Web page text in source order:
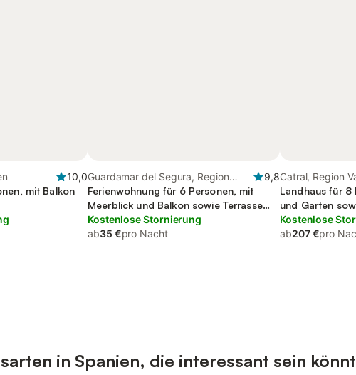
10,0
mit Balkon
Guardamar del Segura, Region
Valencia
9,8
Ferienwohnung für 6 Personen, mit
Meerblick und Balkon sowie Terrasse
und Ausblick
Kostenlose Stornierung
ab35 €pro Nacht
Catral, Region
Landhaus für 8
und Garten
Kostenlose
ab207 €pro
in Spanien, die interessant sein